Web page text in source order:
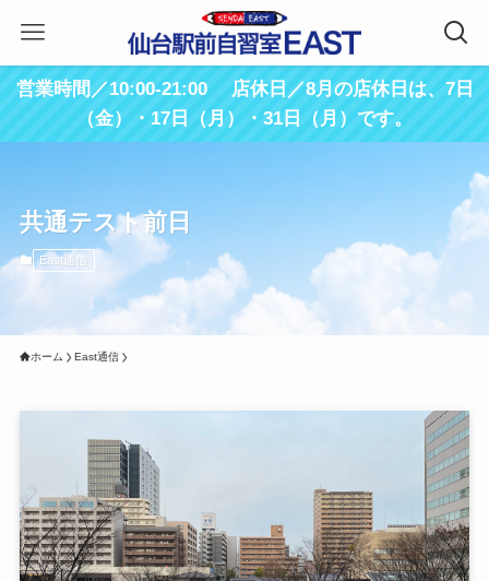
営業時間／10:00-21:00 店休日／8月の店休日は、7日
（金）・17日（月）・31日（月）です。
共通テスト前日
East通信
ホーム East通信